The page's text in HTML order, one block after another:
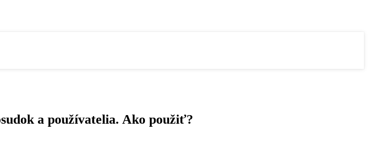
a používatelia. Ako použiť?